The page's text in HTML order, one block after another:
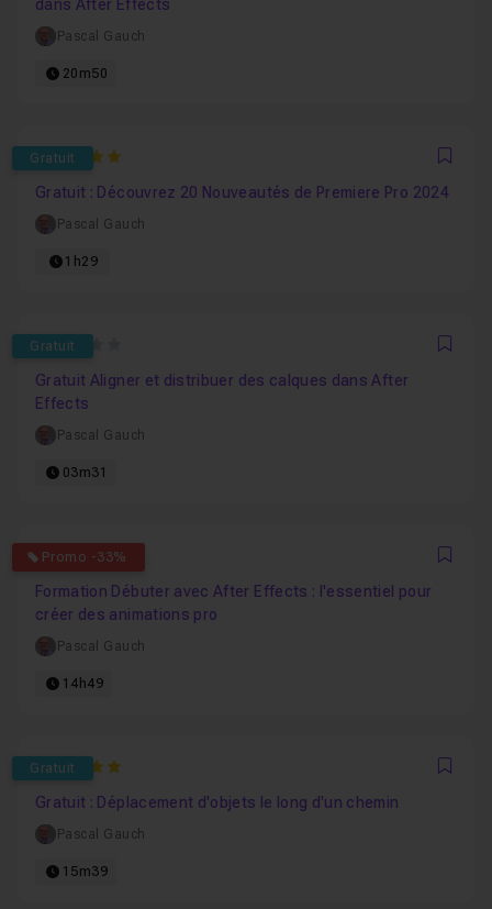
dans After Effects
Pascal Gauch
20m50
Gratuit
5
Gratuit : Découvrez 20 Nouveautés de Premiere Pro 2024
Pascal Gauch
1h29
Gratuit
0
Gratuit Aligner et distribuer des calques dans After
Effects
Pascal Gauch
03m31
Promo -33%
4.6
Formation Débuter avec After Effects : l'essentiel pour
créer des animations pro
Pascal Gauch
14h49
Gratuit
5
Gratuit : Déplacement d'objets le long d'un chemin
Pascal Gauch
15m39